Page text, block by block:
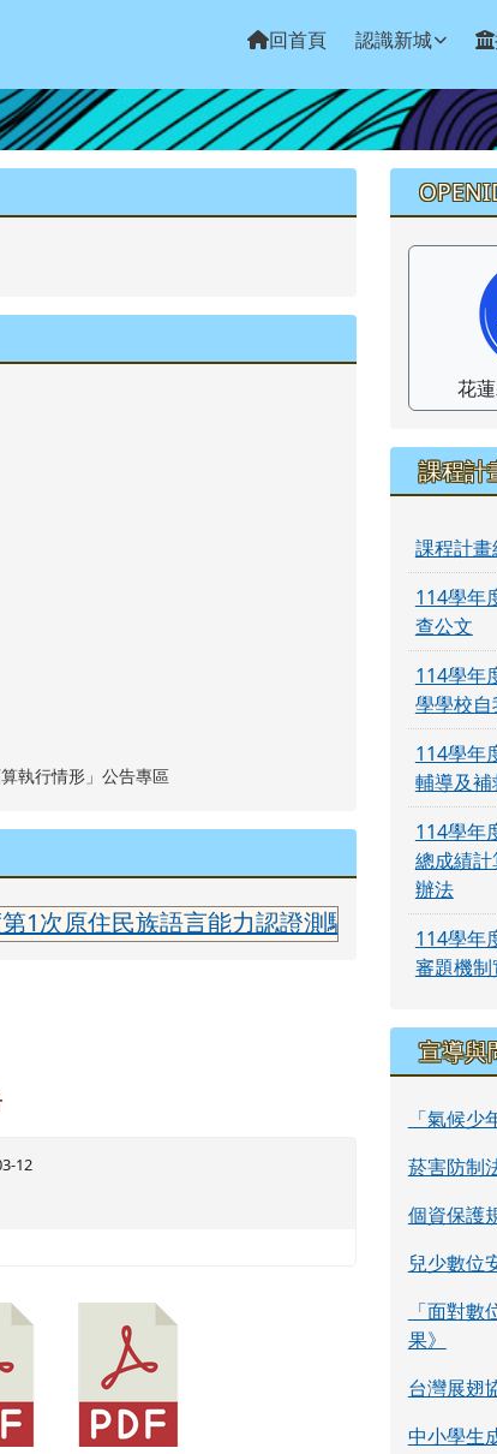
回首頁 認識新城
執行情形」公告專區
民族語言能力認證測驗太魯閣族語中級合格
12
右邊
花
課程計
課程計
114學年
查公文
114學年
學學校
114學年
輔導及
114學年
總成績
辦法
114學年
審題機
宣導與
「氣候少
菸害防制
個資保護
兒少數位
「面對
果》
台灣展翅
中小學生